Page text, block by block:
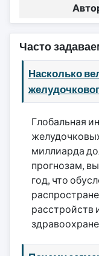
Часто
Насколько
Глобальная
миллиарда
прогнозам,
год, что
расстройств